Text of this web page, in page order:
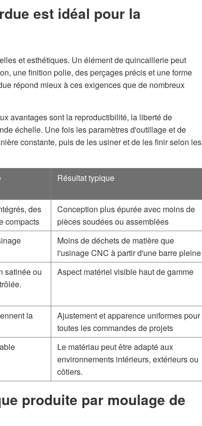
est idéal pour la
et esthétiques. Un élément de quincaillerie peut
une finition polie, des perçages précis et une forme
répond mieux à ces exigences que de nombreux
avantages sont la reproductibilité, la liberté de
échelle. Une fois les paramètres d'outillage et de
constante, puis de les usiner et de les finir selon les
Résultat typique
des
compacts
Conception plus épurée avec moins de
pièces soudées ou assemblées
Moins de déchets de matière que
l'usinage CNC à partir d'une barre pleine
satinée ou
Aspect matériel visible haut de gamme
la
Ajustement et apparence uniformes pour
toutes les commandes de projets
Le matériau peut être adapté aux
environnements intérieurs, extérieurs ou
côtiers.
produite par moulage de